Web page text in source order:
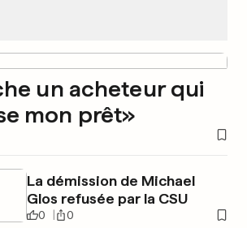
un acheteur qui
mon prêt»
La démission de Michael
Glos refusée par la CSU
0 0